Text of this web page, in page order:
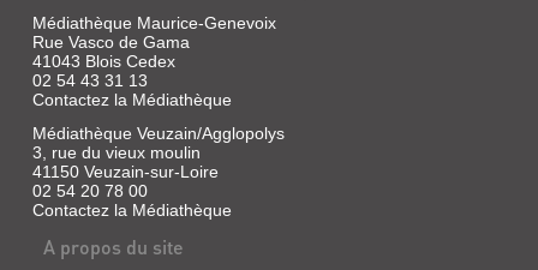
Médiathèque Maurice-Genevoix
Rue Vasco de Gama
41043 Blois Cedex
02 54 43 31 13
Contactez la Médiathèque
Médiathèque Veuzain/Agglopolys
3, rue du vieux moulin
41150 Veuzain-sur-Loire
02 54 20 78 00
Contactez la Médiathèque
A propos du site